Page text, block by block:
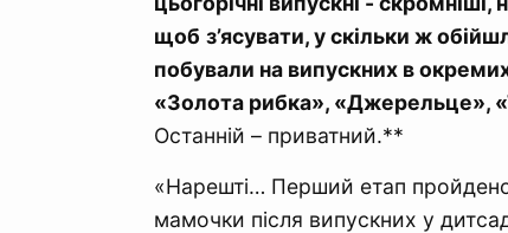
щоб з’ясувати, у скільки ж
побували на випускних в
«Золота рибка», «Джерельце»,
Останній – приватний.**
«Нарешті… Перший етап
мамочки після випускних у